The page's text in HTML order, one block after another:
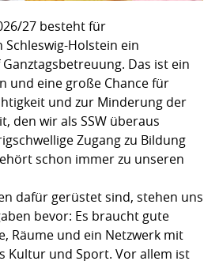
27 besteht für
Holstein ein
Das ist ein
und eine große Chance für
und zur Minderung der
den wir als SSW überaus
Zugang zu Bildung
schon immer zu unseren
dafür gerüstet sind, stehen uns
bevor: Es braucht gute
Räume und ein Netzwerk mit
Kultur und Sport. Vor allem ist